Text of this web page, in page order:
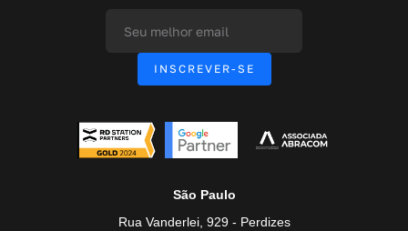
São Paulo
Rua Vanderlei, 929 - Perdizes